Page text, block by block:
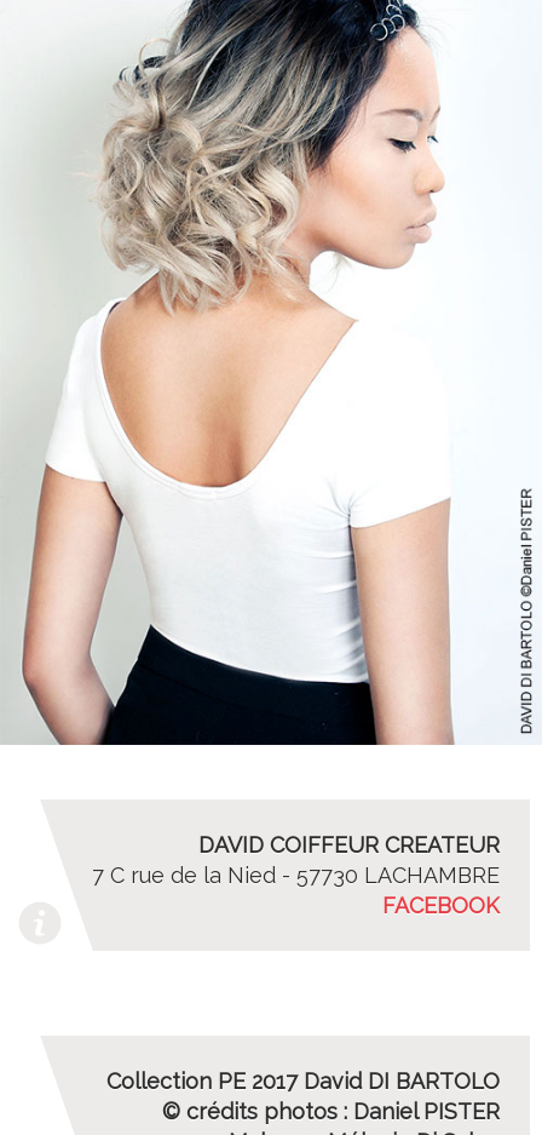
DAVID COIFFEUR CREATEUR
7 C rue de la Nied - 57730 LACHAMBRE
FACEBOOK
Collection PE 2017 David DI BARTOLO
© crédits photos : Daniel PISTER